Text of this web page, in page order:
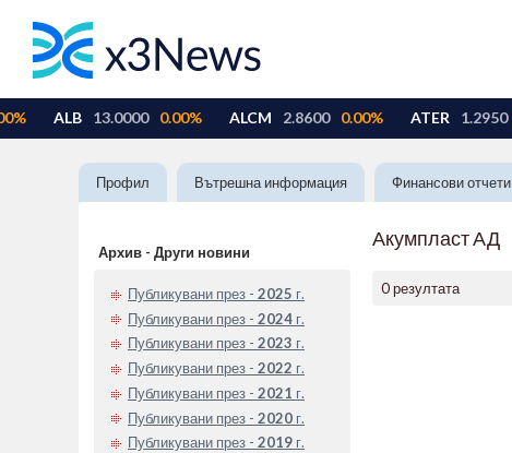
Профил Вътрешна информация Финансови отчети
Архив - Други новини
Публикувани през - 2025 г.
Публикувани през - 2024 г.
Публикувани през - 2023 г.
Публикувани през - 2022 г.
Публикувани през - 2021 г.
Публикувани през - 2020 г.
Публикувани през - 2019 г.
Акумпласт АД
0 резултата